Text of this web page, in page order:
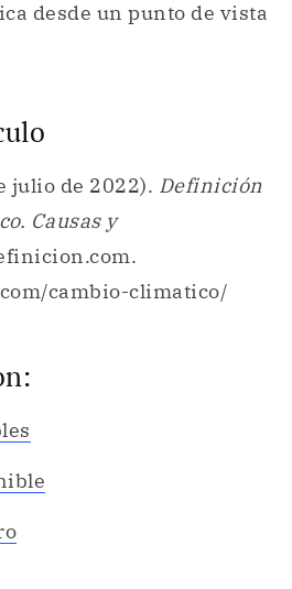
desde un punto de vista
julio de 2022). Definición
Causas y
cambio-climatico/